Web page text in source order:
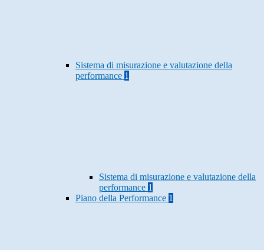
Sistema di misurazione e valutazione della
performance 1
Sistema di misurazione e valutazione della
performance 1
Piano della Performance 1